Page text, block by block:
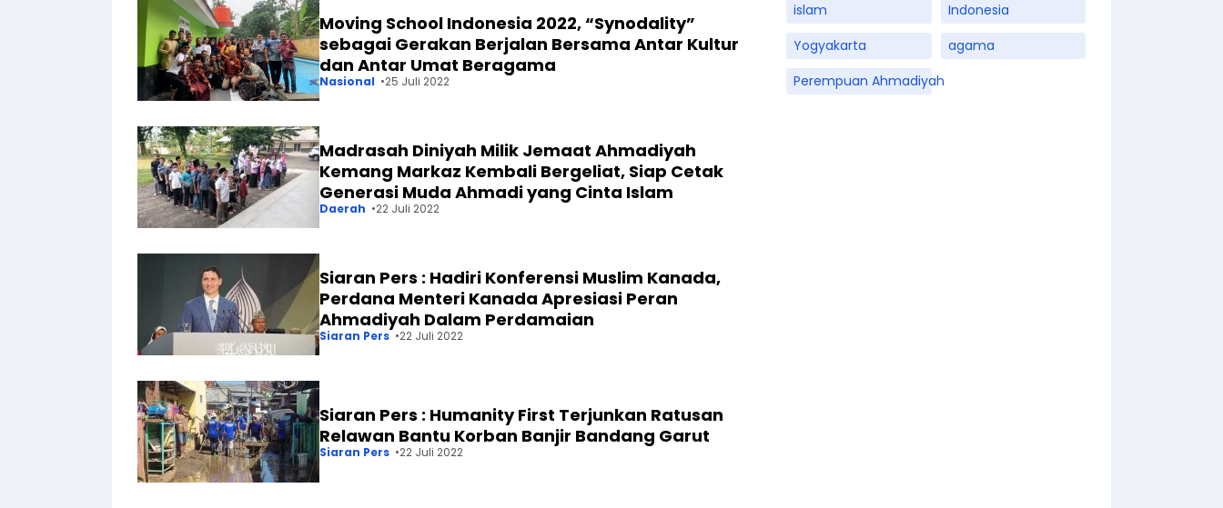
Moving School Indonesia 2022, “Synodality”
sebagai Gerakan Berjalan Bersama Antar Kultur
dan Antar Umat Beragama
Nasional 25 Juli 2022
Madrasah Diniyah Milik Jemaat Ahmadiyah
Kemang Markaz Kembali Bergeliat, Siap Cetak
Generasi Muda Ahmadi yang Cinta Islam
Daerah 22 Juli 2022
Siaran Pers : Hadiri Konferensi Muslim Kanada,
Perdana Menteri Kanada Apresiasi Peran
Ahmadiyah Dalam Perdamaian
Siaran Pers 22 Juli 2022
Siaran Pers : Humanity First Terjunkan Ratusan
Relawan Bantu Korban Banjir Bandang Garut
Siaran Pers 22 Juli 2022
islam
Indonesia
Yogyakarta
agama
Perempuan Ahmadiyah